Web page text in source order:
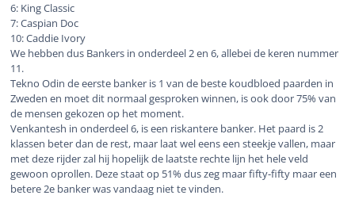
6: King Classic
7: Caspian Doc
10: Caddie Ivory
We hebben dus Bankers in onderdeel 2 en 6, allebei de keren nummer
11.
Tekno Odin de eerste banker is 1 van de beste koudbloed paarden in
Zweden en moet dit normaal gesproken winnen, is ook door 75% van
de mensen gekozen op het moment.
Venkantesh in onderdeel 6, is een riskantere banker. Het paard is 2
klassen beter dan de rest, maar laat wel eens een steekje vallen, maar
met deze rijder zal hij hopelijk de laatste rechte lijn het hele veld
gewoon oprollen. Deze staat op 51% dus zeg maar fifty-fifty maar een
betere 2e banker was vandaag niet te vinden.